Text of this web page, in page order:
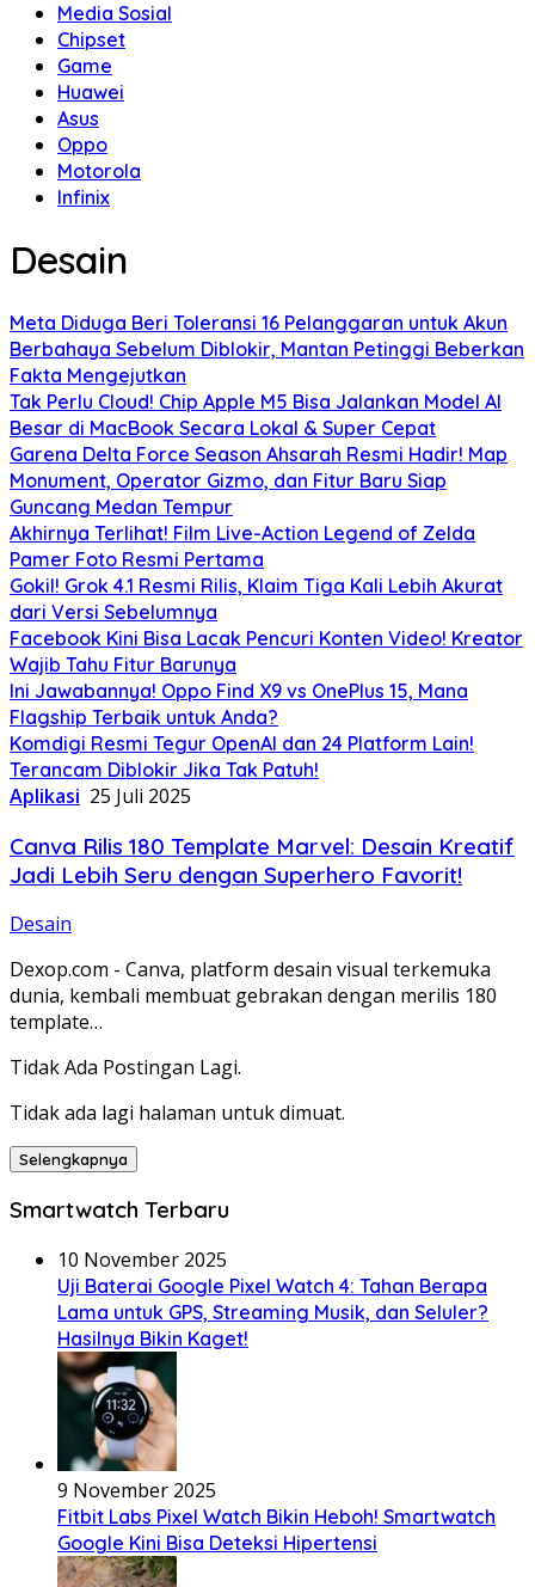
Media Sosial
Chipset
Game
Huawei
Asus
Oppo
Motorola
Infinix
Desain
Meta Diduga Beri Toleransi 16 Pelanggaran untuk Akun
Berbahaya Sebelum Diblokir, Mantan Petinggi Beberkan
Fakta Mengejutkan
Tak Perlu Cloud! Chip Apple M5 Bisa Jalankan Model AI
Besar di MacBook Secara Lokal & Super Cepat
Garena Delta Force Season Ahsarah Resmi Hadir! Map
Monument, Operator Gizmo, dan Fitur Baru Siap
Guncang Medan Tempur
Akhirnya Terlihat! Film Live-Action Legend of Zelda
Pamer Foto Resmi Pertama
Gokil! Grok 4.1 Resmi Rilis, Klaim Tiga Kali Lebih Akurat
dari Versi Sebelumnya
Facebook Kini Bisa Lacak Pencuri Konten Video! Kreator
Wajib Tahu Fitur Barunya
Ini Jawabannya! Oppo Find X9 vs OnePlus 15, Mana
Flagship Terbaik untuk Anda?
Komdigi Resmi Tegur OpenAI dan 24 Platform Lain!
Terancam Diblokir Jika Tak Patuh!
Aplikasi 25 Juli 2025
Canva Rilis 180 Template Marvel: Desain Kreatif
Jadi Lebih Seru dengan Superhero Favorit!
Desain
Dexop.com - Canva, platform desain visual terkemuka
dunia, kembali membuat gebrakan dengan merilis 180
template…
Tidak Ada Postingan Lagi.
Tidak ada lagi halaman untuk dimuat.
Selengkapnya
Smartwatch Terbaru
10 November 2025
Uji Baterai Google Pixel Watch 4: Tahan Berapa
Lama untuk GPS, Streaming Musik, dan Seluler?
Hasilnya Bikin Kaget!
9 November 2025
Fitbit Labs Pixel Watch Bikin Heboh! Smartwatch
Google Kini Bisa Deteksi Hipertensi